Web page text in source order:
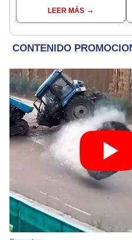
del 6 de agosto
LEER MÁS